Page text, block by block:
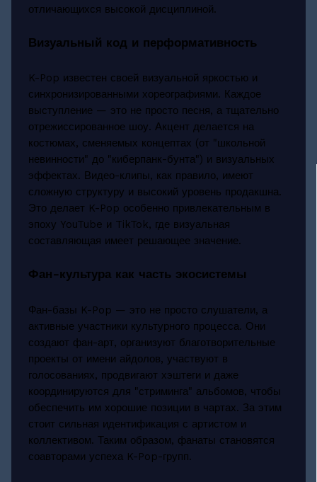
отличающихся высокой дисциплиной.
Визуальный код и перформативность
K-Pop известен своей визуальной яркостью и
синхронизированными хореографиями. Каждое
выступление — это не просто песня, а тщательно
отрежиссированное шоу. Акцент делается на
костюмах, сменяемых концептах (от "школьной
невинности" до "киберпанк-бунта") и визуальных
эффектах. Видео-клипы, как правило, имеют
сложную структуру и высокий уровень продакшна.
Это делает K-Pop особенно привлекательным в
эпоху YouTube и TikTok, где визуальная
составляющая имеет решающее значение.
Фан-культура как часть экосистемы
Фан-базы K-Pop — это не просто слушатели, а
активные участники культурного процесса. Они
создают фан-арт, организуют благотворительные
проекты от имени айдолов, участвуют в
голосованиях, продвигают хэштеги и даже
координируются для "стриминга" альбомов, чтобы
обеспечить им хорошие позиции в чартах. За этим
стоит сильная идентификация с артистом и
коллективом. Таким образом, фанаты становятся
соавторами успеха K-Pop-групп.